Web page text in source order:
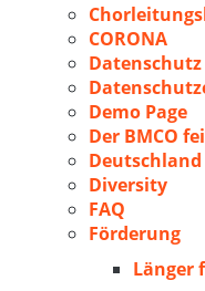
CORONA
Datenschutz
Demo Page
Der BMCO
Diversity
FAQ
Förderung
Länger